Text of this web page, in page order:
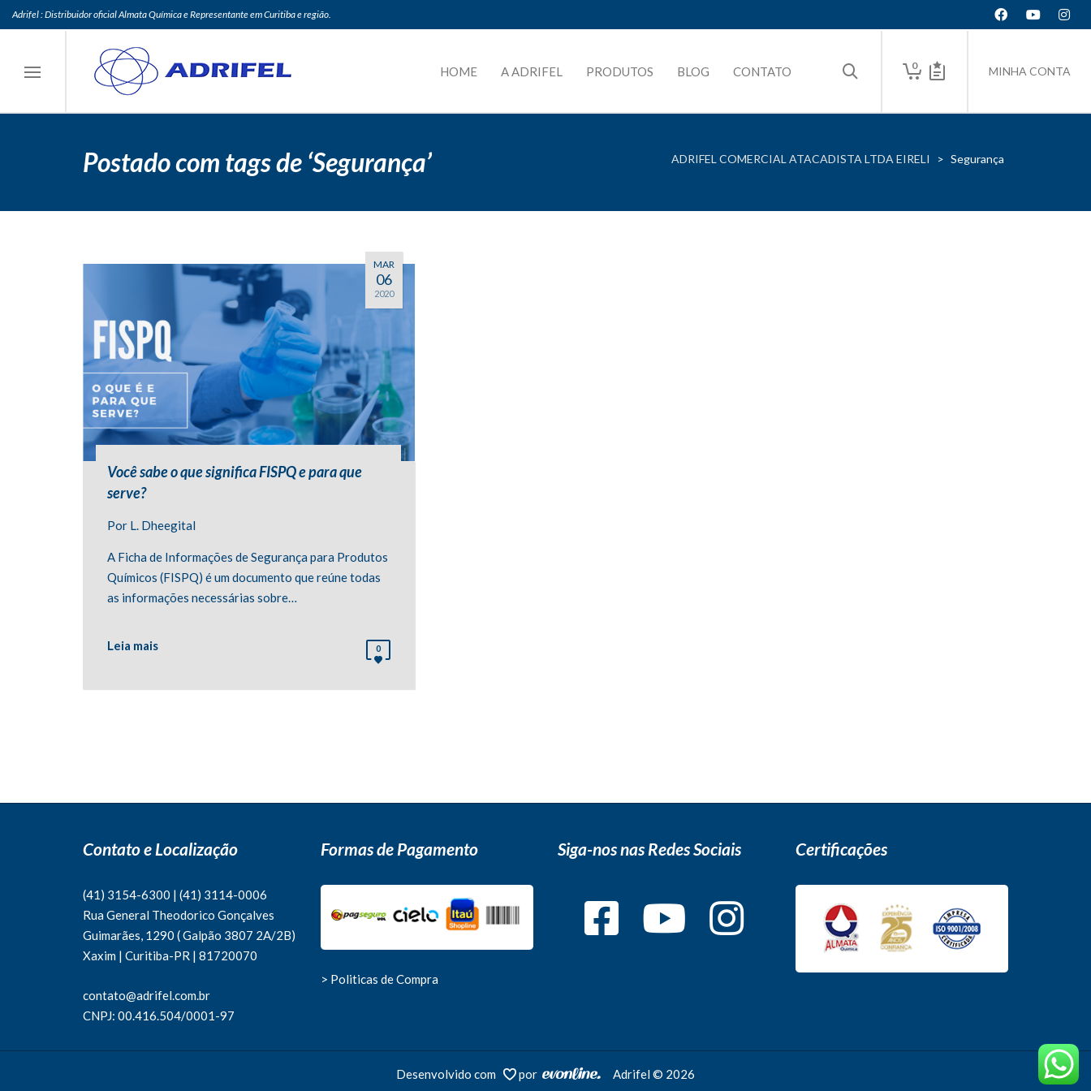
Adrifel : Distribuidor oficial Almata Química e Representante em Curitiba e região.
0 MINHA CONTA
HOME A ADRIFEL PRODUTOS BLOG CONTATO
Postado com tags de ‘Segurança’ ADRIFEL COMERCIAL ATACADISTA LTDA EIRELI > Segurança
MAR
06
2020
Você sabe o que significa FISPQ e para que
serve?
Por L. Dheegital
A Ficha de Informações de Segurança para Produtos
Químicos (FISPQ) é um documento que reúne todas
as informações necessárias sobre…
Leia mais 0
Contato e Localização
(41) 3154-6300 | (41) 3114-0006
Rua General Theodorico Gonçalves
Guimarães, 1290 ( Galpão 3807 2A/2B)
Xaxim | Curitiba-PR | 81720070
contato@adrifel.com.br
CNPJ: 00.416.504/0001-97
Formas de Pagamento
> Politicas de Compra
Siga-nos nas Redes Sociais Certificações
Desenvolvido com por Adrifel © 2026